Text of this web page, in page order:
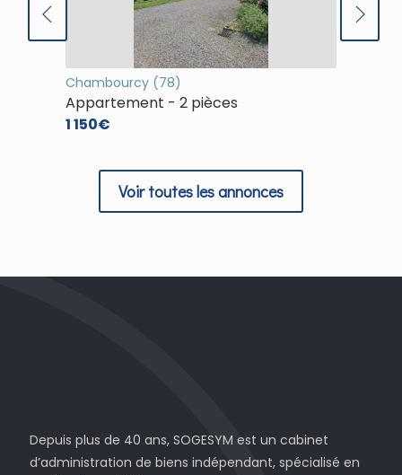
Chambourcy (78)
Appartement - 2 pièces
1 150€
Voir toutes les annonces
Depuis plus de 40 ans, SOGESYM est un cabinet
d’administration de biens indépendant, spécialisé en